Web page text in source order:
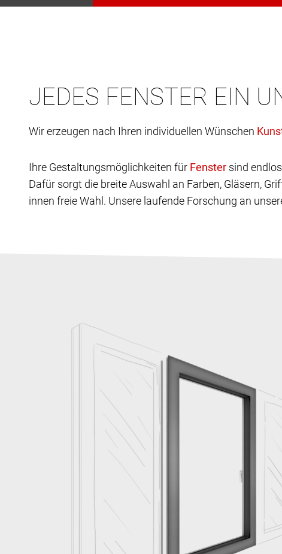
JEDES FENSTER EIN
Wir erzeugen nach Ihren individuellen Wünschen
Ihre Gestaltungsmöglichkeiten für
sind
Dafür sorgt die breite Auswahl an Farben, Gläsern,
innen freie Wahl. Unsere laufende Forschung an